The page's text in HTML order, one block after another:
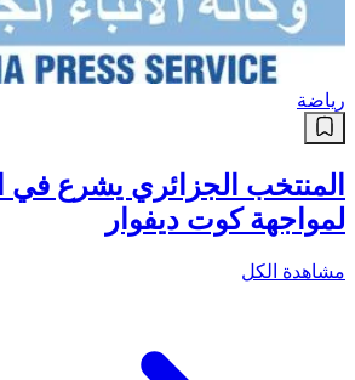
رياضة
المنتخب الجزائري يشرع في
لمواجهة كوت ديفوار
مشاهدة الكل